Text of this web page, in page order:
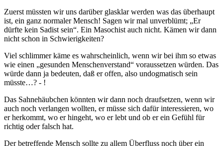
Zuerst müssten wir uns darüber glasklar werden was das überhaupt
ist, ein ganz normaler Mensch! Sagen wir mal unverblümt; „Er
dürfte kein Sadist sein“. Ein Masochist auch nicht. Kämen wir dann
nicht schon in Schwierigkeiten?
Viel schlimmer käme es wahrscheinlich, wenn wir bei ihm so etwas
wie einen „gesunden Menschenverstand“ voraussetzen würden. Das
würde dann ja bedeuten, daß er offen, also undogmatisch sein
müsste…? - !
Das Sahnehäubchen könnten wir dann noch draufsetzen, wenn wir
auch noch verlangen wollten, er müsse sich dafür interessieren, wo
er herkommt, wo er hingeht, wo er lebt und ob er ein Gefühl für
richtig oder falsch hat.
Der betreffende Mensch sollte zu allem Überfluss noch über ein